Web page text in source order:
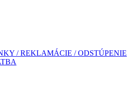
/ REKLAMÁCIE / ODSTÚPENIE